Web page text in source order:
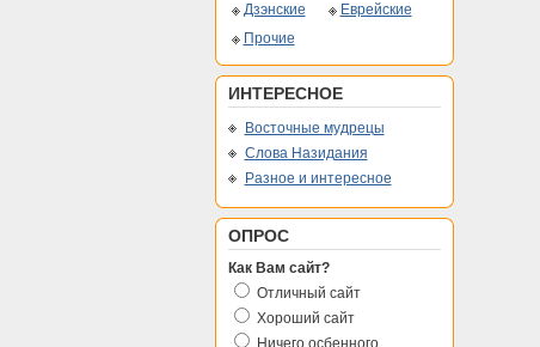
Дзэнские
Еврейские
Прочие
ИНТЕРЕСНОЕ
Восточные мудрецы
Слова Назидания
Разное и интересное
ОПРОС
Как Вам сайт?
Отличный сайт
Хороший сайт
Ничего осбенного